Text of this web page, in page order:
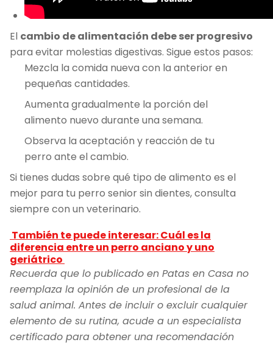
El cambio de alimentación debe ser progresivo
para evitar molestias digestivas. Sigue estos pasos:
Mezcla la comida nueva con la anterior en
pequeñas cantidades.
Aumenta gradualmente la porción del
alimento nuevo durante una semana.
Observa la aceptación y reacción de tu
perro ante el cambio.
Si tienes dudas sobre qué tipo de alimento es el
mejor para tu perro senior sin dientes, consulta
siempre con un veterinario.
También te puede interesar: Cuál es la
diferencia entre un perro anciano y uno
geriátrico
Recuerda que lo publicado en Patas en Casa no
reemplaza la opinión de un profesional de la
salud animal. Antes de incluir o excluir cualquier
elemento de su rutina, acude a un especialista
certificado para obtener una recomendación